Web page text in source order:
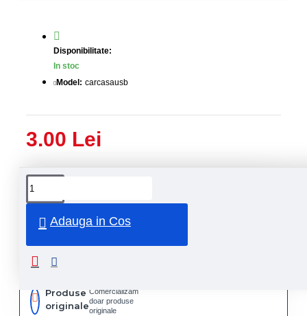
3.00 Lei
Disponibilitate:
In stoc
Model: carcasausb
Adauga in Cos
curier
Produse
originale
Comercializam
doar produse
originale